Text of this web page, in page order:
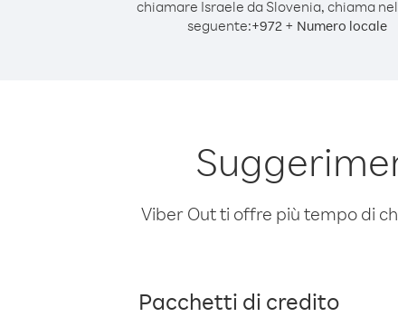
chiamare Israele da Slovenia, chiama
seguente:+972+ Numero locale
Viber Out ti offre più tempo di
Pacchetti di credito